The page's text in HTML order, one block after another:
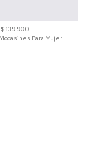
$ 139.900
Mocasines Para Mujer